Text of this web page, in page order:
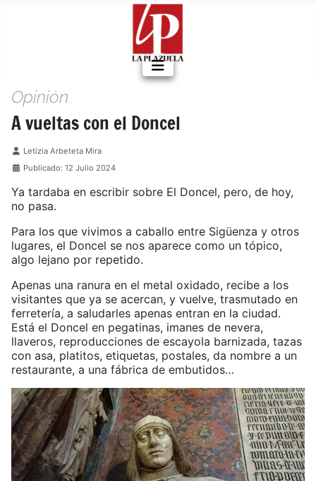
Opinión
A vueltas con el Doncel
Detalles
Letizia Arbeteta Mira
Publicado: 12 Julio 2024
Ya tardaba en escribir sobre El Doncel, pero, de hoy,
no pasa.
Para los que vivimos a caballo entre Sigüenza y otros
lugares, el Doncel se nos aparece como un tópico,
algo lejano por repetido.
Apenas una ranura en el metal oxidado, recibe a los
visitantes que ya se acercan, y vuelve, trasmutado en
ferretería, a saludarles apenas entran en la ciudad.
Está el Doncel en pegatinas, imanes de nevera,
llaveros, reproducciones de escayola barnizada, tazas
con asa, platitos, etiquetas, postales, da nombre a un
restaurante, a una fábrica de embutidos…